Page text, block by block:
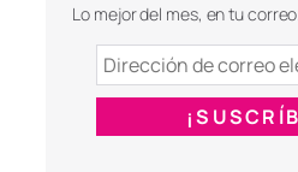
Lo mejor del mes, en tu correo.